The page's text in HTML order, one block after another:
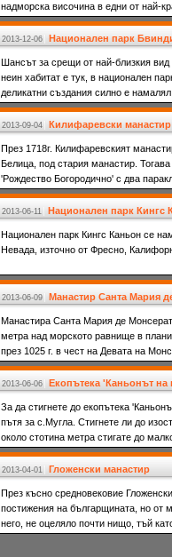
надморска височина в едни от най-
то е изцяло заобиколено от високи
2013-12-06 Национален парк
Шансът за срещи от най-близкия вид
неин хабитат е тук, в национален
деликатни създания силно е намалял
2013-09-04 Килифаревски
През 1718г. Килифаревският
Белица, под стария манастир.
'Рождество Богородично' с два
Търновски.
2013-06-11 Национален парк Кингс
Национален парк Кингс Каньон се
Невада, източно от Фресно,
2013-06-09 Манастир Санта Мария
Манастира Санта Мария де Монсерат
метра над морското равнище в
през 1025 г. в чест на Девата на
цялата област. Религиозният
безспорно най-ценното в него е
наричана от местните Ла моренета
се счита за покровителка на цялата
2013-06-06 Екопътека 'Каньонът на
За да стигнете до екопътека
пътя за с.Мугла. Стигнете ли до
около стотина метра стигате до
2013-04-01 Гложенски манастир
През късно средновековие
постижения на българщината, но от
него, не оцеляло почти нищо, тъй